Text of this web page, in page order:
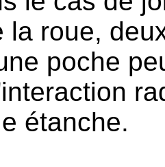
la roue,
poche
étanche.